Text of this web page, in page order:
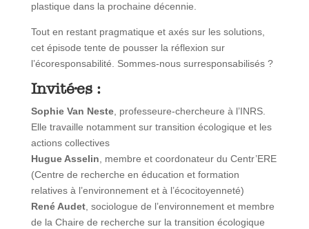
plastique dans la prochaine décennie.
Tout en restant pragmatique et axés sur les solutions,
cet épisode tente de pousser la réflexion sur
l’écoresponsabilité. Sommes-nous surresponsabilisés ?
Invité·es :
Sophie Van Neste, professeure-chercheure à l’INRS.
Elle travaille notamment sur transition écologique et les
actions collectives
Hugue Asselin, membre et coordonateur du Centr’ERE
(Centre de recherche en éducation et formation
relatives à l’environnement et à l’écocitoyenneté)
René Audet, sociologue de l’environnement et membre
de la Chaire de recherche sur la transition écologique